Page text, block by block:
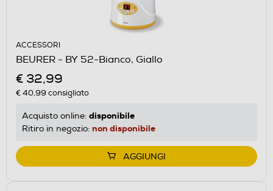
ACCESSORI
BEURER - BY 52-Bianco, Giallo
€ 32,99
€ 40,99 consigliato
Acquisto online: disponibile
Ritiro in negozio: non disponibile
AGGIUNGI